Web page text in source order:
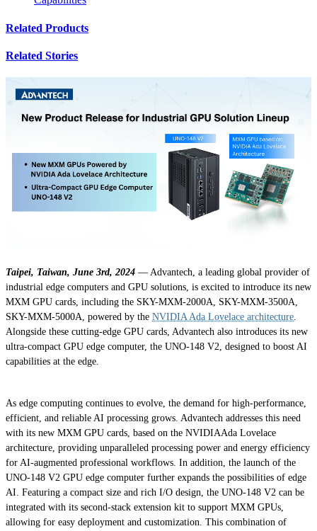
Related Products
Related Stories
Taipei, Taiwan, June 3rd, 2024 — Advantech, a leading global provider of
industrial edge computers and GPU solutions, is excited to introduce its new
MXM GPU cards, including the SKY-MXM-2000A, SKY-MXM-3500A,
SKY-MXM-5000A, powered by the NVIDIA Ada Lovelace architecture.
Alongside these cutting-edge GPU cards, Advantech also introduces its new
ultra-compact GPU edge computer, the UNO-148 V2, designed to boost AI
capabilities at the edge.
As edge computing continues to evolve, the demand for high-performance,
efficient, and reliable AI processing grows. Advantech addresses this need
with its new MXM GPU cards, based on the NVIDIAAda Lovelace
architecture, providing unparalleled processing power and energy efficiency
for AI-augmented professional workflows. In addition, the launch of the
UNO-148 V2 GPU edge computer further expands the possibilities of edge
AI. Featuring a compact size and rich I/O design, the UNO-148 V2 can be
integrated with its second-stack extension kit to support MXM GPUs,
allowing for easy deployment and customization. This combination of